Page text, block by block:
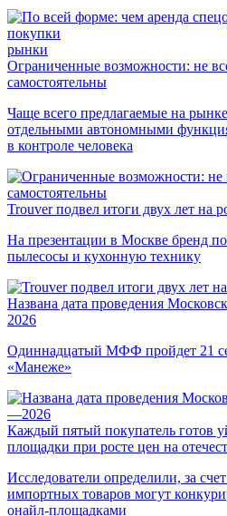
рынки
Ограниченные возможности: не
самостоятельны
Чаще всего предлагаемые на
отдельными автономными
в контроле человека
Trouver подвел итоги двух лет на
На презентации в Москве бренд
пылесосы и кухонную технику
Названа дата проведения
2026
Одиннадцатый МФФ пройдет 21
«Манеже»
Каждый пятый покупатель готов
площадки при росте цен на
Исследователи определили, за
импортных товаров могут
онайл-площадками